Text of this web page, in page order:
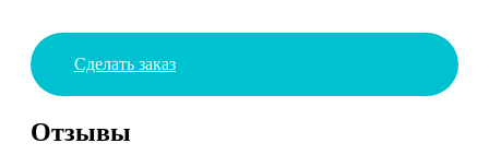
Сделать заказ
Отзывы